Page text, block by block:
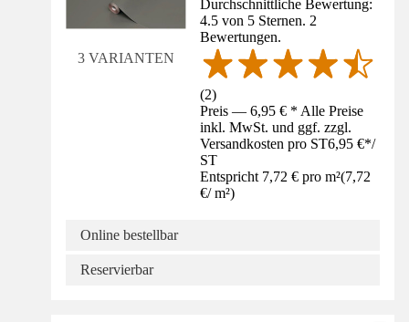
3 VARIANTEN
Durchschnittliche Bewertung:
4.5 von 5 Sternen. 2
Bewertungen.
(2)
Preis — 6,95 € * Alle Preise
inkl. MwSt. und ggf. zzgl.
Versandkosten pro ST6,95 €*/
ST
Entspricht 7,72 € pro m²(7,72
€/ m²)
Online bestellbar
Reservierbar